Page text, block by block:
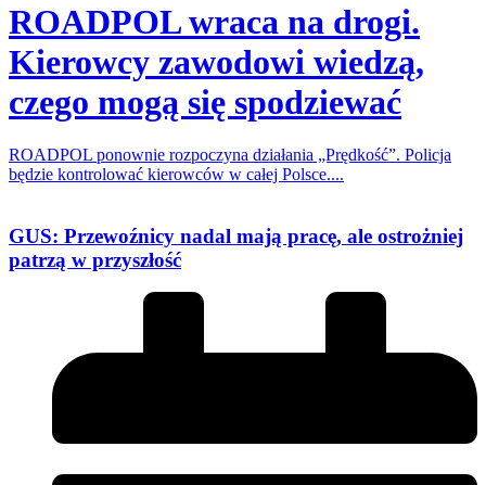
ROADPOL wraca na drogi.
Kierowcy zawodowi wiedzą,
czego mogą się spodziewać
ROADPOL ponownie rozpoczyna działania „Prędkość”. Policja
będzie kontrolować kierowców w całej Polsce....
GUS: Przewoźnicy nadal mają pracę, ale ostrożniej
patrzą w przyszłość